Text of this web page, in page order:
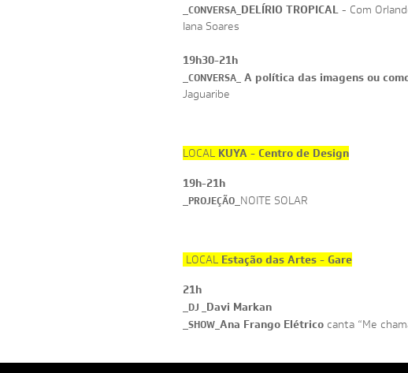
CONVERSA_ DELÍRIO TROPICAL - Com
Iana Soares
19h30-21h
CONVERSA_ A política das imagens ou
Jaguaribe
LOCAL KUYA - Centro de Design
19h-21h
PROJEÇÃO _NOITE SOLAR
LOCAL Estação das Artes - Gare
21h
DJ _ Davi Markan
SHOW_ Ana Frango Elétrico canta “Me